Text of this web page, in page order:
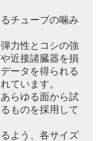
チューブの噛み
力性とコシの強
近接諸臓器を損
ータを得られる
ています。
らゆる面から試
ものを採用して
よう、各サイズ